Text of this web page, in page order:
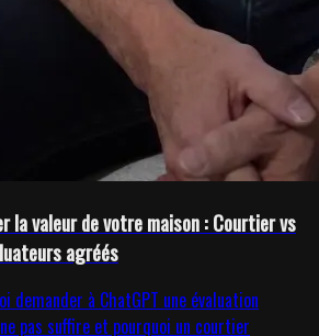
la valeur de votre maison : Courtier vs
agréés
demander à ChatGPT une évaluation
pas suffire et pourquoi un courtier